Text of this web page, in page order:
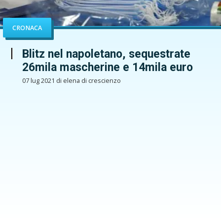
CRONACA
Blitz nel napoletano, sequestrate
26mila mascherine e 14mila euro
07 lug 2021 di elena di crescienzo